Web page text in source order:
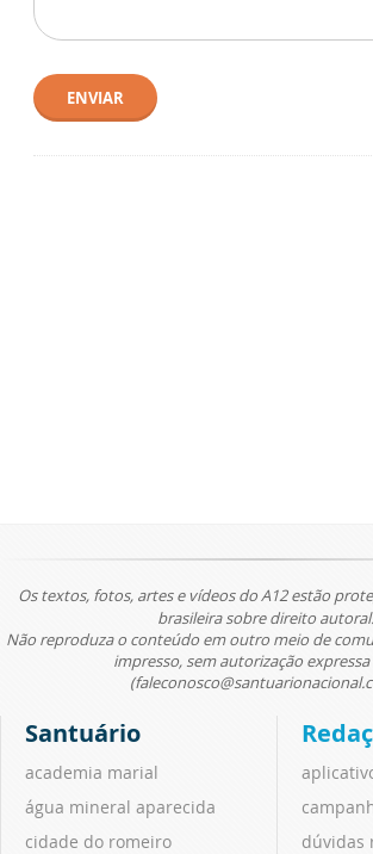
ENVIAR
Os textos, fotos, artes e vídeos do A12 estão
brasileira sobre direito autoral.
Não reproduza o conteúdo em outro meio de
impresso, sem autorização expressa
Santuário
academia marial
água mineral aparecida
cidade do romeiro
dúvidas